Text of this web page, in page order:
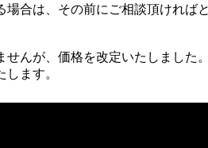
場合は、その前にご相談頂ければ
せんが、価格を改定いたしました
ます。